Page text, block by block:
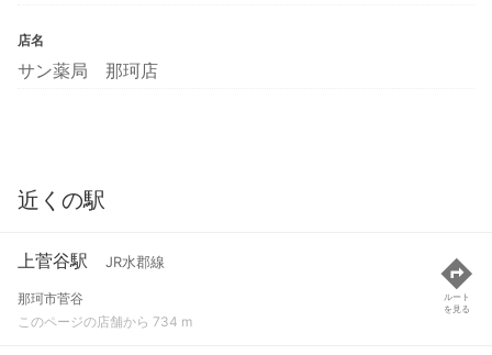
店名
サン薬局 那珂店
近くの駅
上菅谷駅 JR水郡線
那珂市菅谷
このページの店舗から 734 m
ルート
を見る